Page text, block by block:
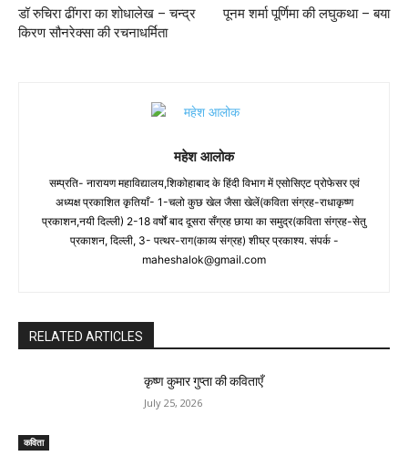
डॉ रुचिरा ढींगरा का शोधालेख – चन्द्र
किरण सौनरेक्सा की रचनाधर्मिता
पूनम शर्मा पूर्णिमा की लघुकथा – बया
महेश आलोक
सम्प्रति- नारायण महाविद्यालय,शिकोहाबाद के हिंदी विभाग में एसोसिएट प्रोफेसर एवं
अध्यक्ष प्रकाशित कृतियाँ- 1-चलो कुछ खेल जैसा खेलें(कविता संग्रह-राधाकृष्ण
प्रकाशन,नयी दिल्ली) 2-18 वर्षों बाद दूसरा सँग्रह छाया का समुद्र(कविता संग्रह-सेतु
प्रकाशन, दिल्ली, 3- पत्थर-राग(काव्य संग्रह) शीघ्र प्रकाश्य. संपर्क -
maheshalok@gmail.com
RELATED ARTICLES
कविता
कृष्ण कुमार गुप्ता की कविताएँ
July 25, 2026